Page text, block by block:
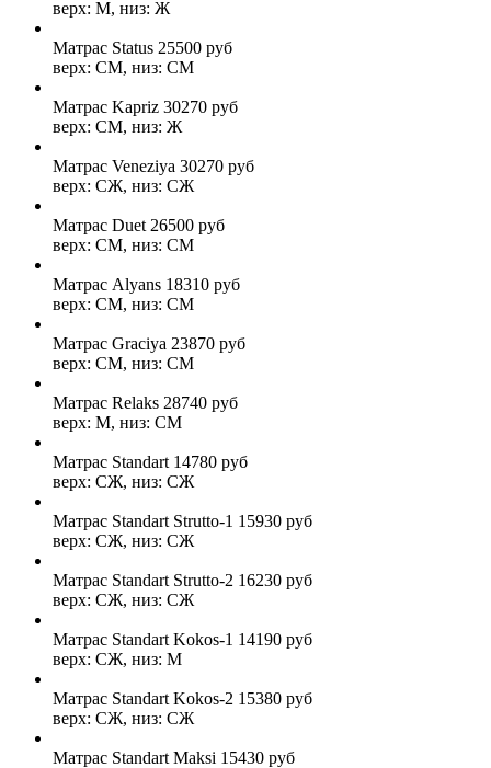
верх: М, низ: Ж
Матрас Status 25500 руб
верх: СМ, низ: СМ
Матрас Kapriz 30270 руб
верх: СМ, низ: Ж
Матрас Veneziya 30270 руб
верх: СЖ, низ: СЖ
Матрас Duet 26500 руб
верх: СМ, низ: СМ
Матрас Alyans 18310 руб
верх: СМ, низ: СМ
Матрас Graciya 23870 руб
верх: СМ, низ: СМ
Матрас Relaks 28740 руб
верх: М, низ: СМ
Матрас Standart 14780 руб
верх: СЖ, низ: СЖ
Матрас Standart Strutto-1 15930 руб
верх: СЖ, низ: СЖ
Матрас Standart Strutto-2 16230 руб
верх: СЖ, низ: СЖ
Матрас Standart Kokos-1 14190 руб
верх: СЖ, низ: М
Матрас Standart Kokos-2 15380 руб
верх: СЖ, низ: СЖ
Матрас Standart Maksi 15430 руб